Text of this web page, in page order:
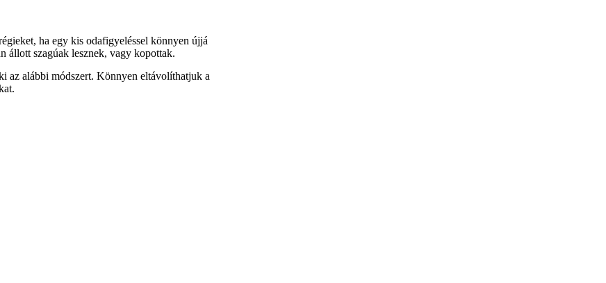
ha egy kis odafigyeléssel könnyen újjá
állott szagúak lesznek, vagy kopottak.
az alábbi módszert. Könnyen eltávolíthatjuk a